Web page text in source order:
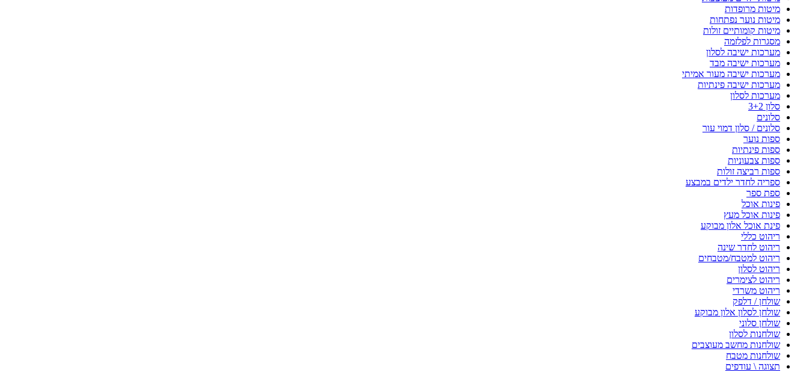
מיטות מרופדות
מיטות נוער נפתחות
מיטות קומותיים זולות
מסגרות לפלזמה
מערכות ישיבה לסלון
מערכות ישיבה מבד
מערכות ישיבה מעור אמיתי
מערכות ישיבה פינתיות
מערכות לסלון
סלון 3+2
סלונים
סלונים / סלון דמוי עור
ספות נוער
ספות פינתיות
ספות צבעוניות
ספות רביצה זולות
ספריה לחדר ילדים במבצע
ספת ספר
פינות אוכל
פינות אוכל מעץ
פינת אוכל אלון מבוקע
ריהוט כללי
ריהוט לחדר שינה
ריהוט למטבח/מטבחים
ריהוט לסלון
ריהוט לצימרים
ריהוט משרדי
שולחן / דלפק
שולחן לסלון אלון מבוקע
שולחן סלוני
שולחנות לסלון
שולחנות מחשב מעוצבים
שולחנות מטבח
תצוגה \ עודפים